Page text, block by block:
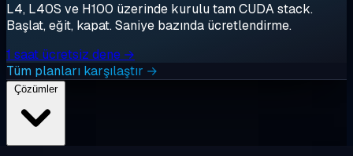
L4, L40S ve H100 üzerinde kurulu tam CUDA stack.
Başlat, eğit, kapat. Saniye bazında ücretlendirme.
1 saat ücretsiz dene →
Tüm planları karşılaştır →
Çözümler